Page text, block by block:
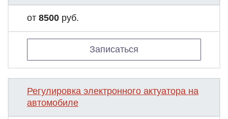
от 8500 руб.
Записаться
Регулировка электронного актуатора на
автомобиле